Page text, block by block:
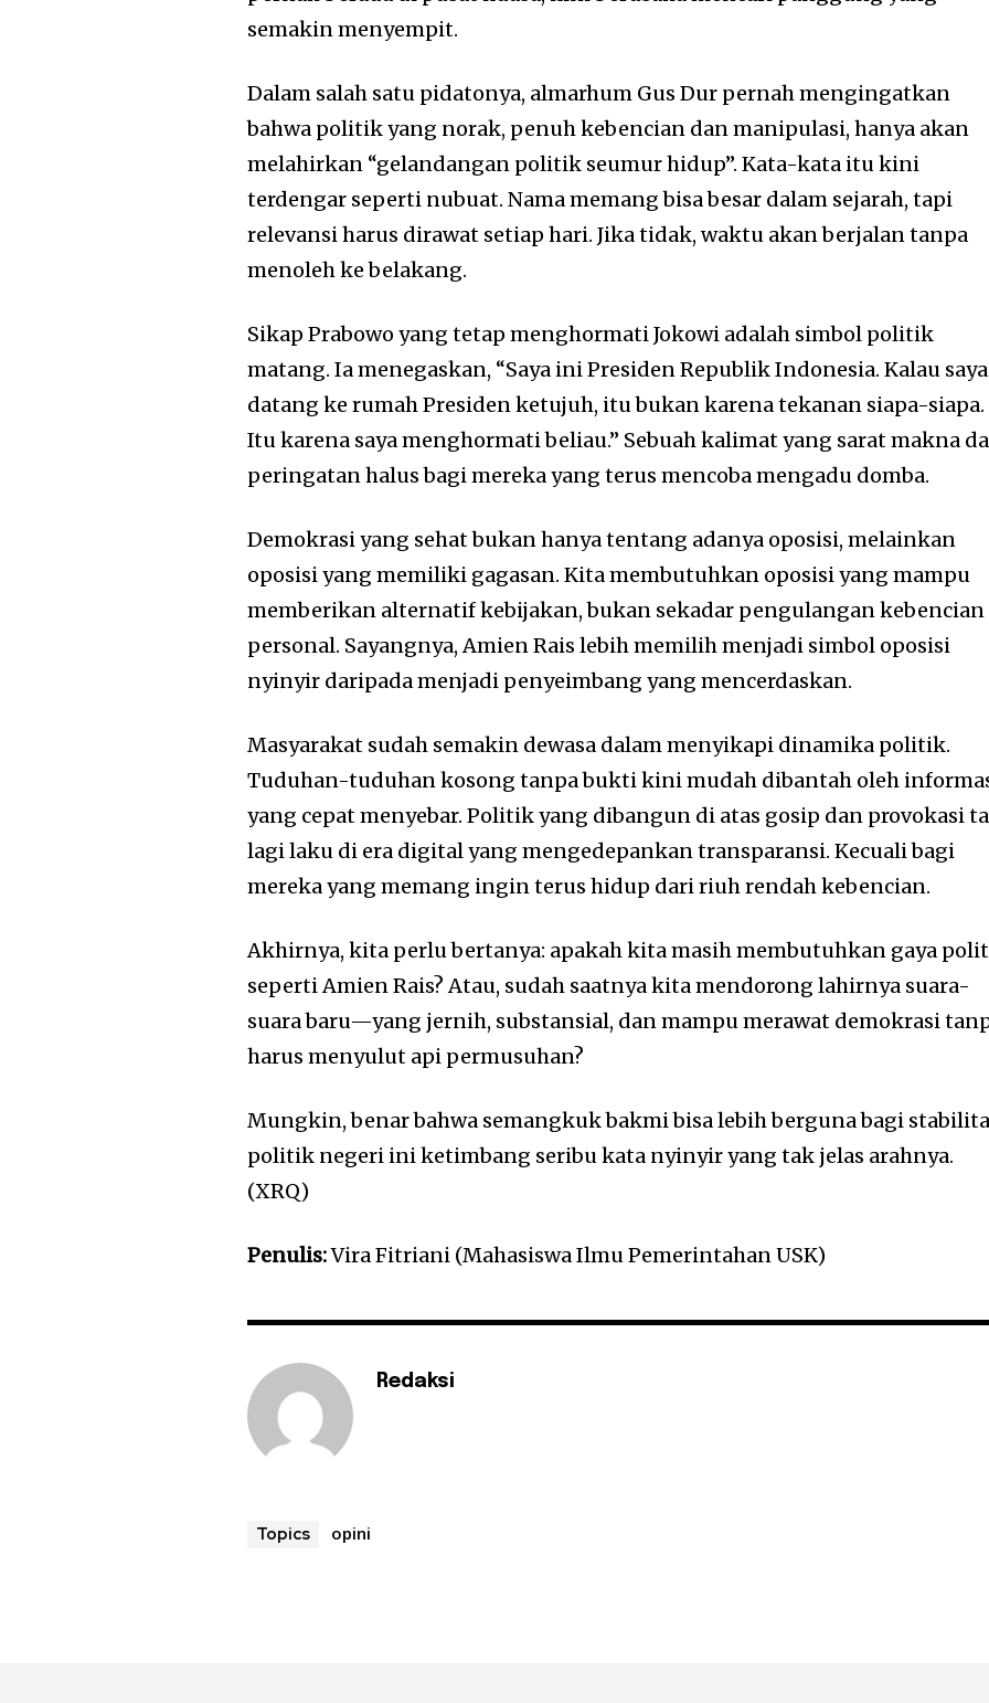
semakin menyempit.
Dalam salah satu pidatonya, almarhum Gus Dur pernah mengingatkan
bahwa politik yang norak, penuh kebencian dan manipulasi, hanya akan
melahirkan “gelandangan politik seumur hidup”. Kata-kata itu kini
terdengar seperti nubuat. Nama memang bisa besar dalam sejarah, tapi
relevansi harus dirawat setiap hari. Jika tidak, waktu akan berjalan tanpa
menoleh ke belakang.
Sikap Prabowo yang tetap menghormati Jokowi adalah simbol politik
matang. Ia menegaskan, “Saya ini Presiden Republik Indonesia. Kalau saya
datang ke rumah Presiden ketujuh, itu bukan karena tekanan siapa-siapa.
Itu karena saya menghormati beliau.” Sebuah kalimat yang sarat makna
peringatan halus bagi mereka yang terus mencoba mengadu domba.
Demokrasi yang sehat bukan hanya tentang adanya oposisi, melainkan
oposisi yang memiliki gagasan. Kita membutuhkan oposisi yang mampu
memberikan alternatif kebijakan, bukan sekadar pengulangan kebencian
personal. Sayangnya, Amien Rais lebih memilih menjadi simbol oposisi
nyinyir daripada menjadi penyeimbang yang mencerdaskan.
Masyarakat sudah semakin dewasa dalam menyikapi dinamika politik.
Tuduhan-tuduhan kosong tanpa bukti kini mudah dibantah oleh
yang cepat menyebar. Politik yang dibangun di atas gosip dan provokasi
lagi laku di era digital yang mengedepankan transparansi. Kecuali bagi
mereka yang memang ingin terus hidup dari riuh rendah kebencian.
Akhirnya, kita perlu bertanya: apakah kita masih membutuhkan gaya
seperti Amien Rais? Atau, sudah saatnya kita mendorong lahirnya suara-
suara baru—yang jernih, substansial, dan mampu merawat demokrasi
harus menyulut api permusuhan?
Mungkin, benar bahwa semangkuk bakmi bisa lebih berguna bagi
politik negeri ini ketimbang seribu kata nyinyir yang tak jelas arahnya.
(XRQ)
Penulis:Vira Fitriani (Mahasiswa Ilmu Pemerintahan USK)
Redaksi
Topics opini